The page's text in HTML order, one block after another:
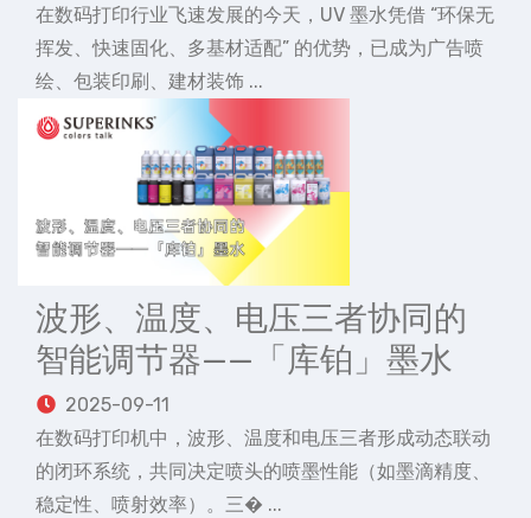
在数码打印行业飞速发展的今天，UV 墨水凭借 “环保无
挥发、快速固化、多基材适配” 的优势，已成为广告喷
绘、包装印刷、建材装饰 ...
波形、温度、电压三者协同的
智能调节器——「库铂」墨水
2025-09-11
在数码打印机中，波形、温度和电压三者形成动态联动
的闭环系统，共同决定喷头的喷墨性能（如墨滴精度、
稳定性、喷射效率）。三� ...